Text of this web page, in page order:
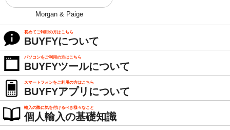
Morgan & Paige
初めてご利用の方はこちら
BUYFYについて
パソコンをご利用の方はこちら
BUYFYツールについて
スマートフォンをご利用の方はこちら
BUYFYアプリについて
輸入の際に気を付けるべき様々なこと
個人輸入の基礎知識